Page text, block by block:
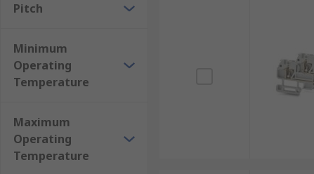
Pitch
Minimum
Operating
Temperature
Maximum
Operating
Temperature